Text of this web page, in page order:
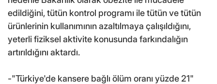
edildiğini, tütün kontrol programı ile tütün ve tütün
ürünlerinin kullanımının azaltılmaya çalışıldığını,
yeterli fiziksel aktivite konusunda farkındalığın
artırıldığını aktardı.
-"Türkiye'de kansere bağlı ölüm oranı yüzde 21"